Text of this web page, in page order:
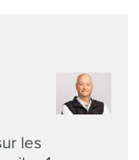
les